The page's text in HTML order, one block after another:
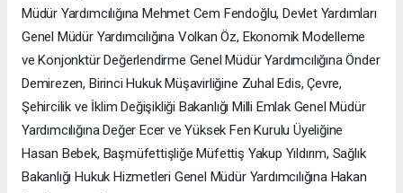
Müdür Yardımcılığına Mehmet Cem Fendoğlu, Devlet Yardımları
Genel Müdür Yardımcılığına Volkan Öz, Ekonomik Modelleme
ve Konjonktür Değerlendirme Genel Müdür Yardımcılığına Önder
Demirezen, Birinci Hukuk Müşavirliğine Zuhal Edis, Çevre,
Şehircilik ve İklim Değişikliği Bakanlığı Milli Emlak Genel Müdür
Yardımcılığına Değer Ecer ve Yüksek Fen Kurulu Üyeliğine
Hasan Bebek, Başmüfettişliğe Müfettiş Yakup Yıldırım, Sağlık
Bakanlığı Hukuk Hizmetleri Genel Müdür Yardımcılığına Hakan